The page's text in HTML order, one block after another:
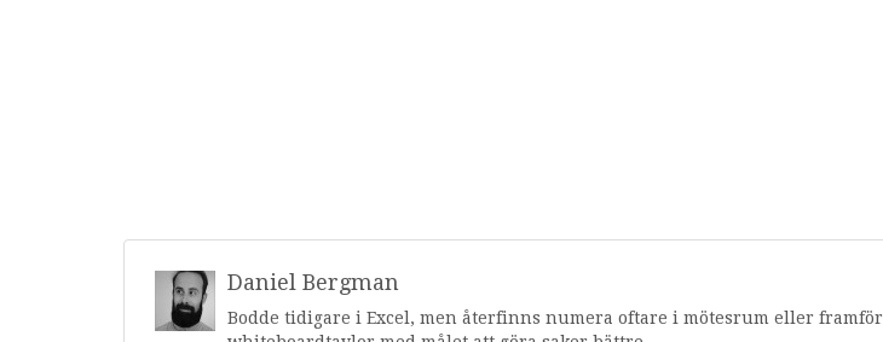
Daniel Bergman
Bodde tidigare i Excel, men återfinns numera oftare i mötesrum eller framför